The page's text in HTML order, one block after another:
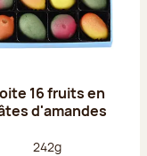
16 fruits en
d'amandes
Poids net :
242g